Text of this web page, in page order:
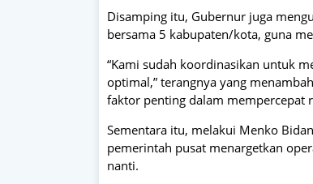
Disamping itu, Gubernur juga
bersama 5 kabupaten/kota, guna
“Kami sudah koordinasikan untuk
optimal,” terangnya yang
faktor penting dalam mempercepat
Sementara itu, melakui Menko
pemerintah pusat menargetkan
nanti.